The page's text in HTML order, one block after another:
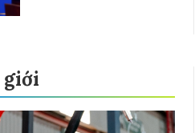
giới